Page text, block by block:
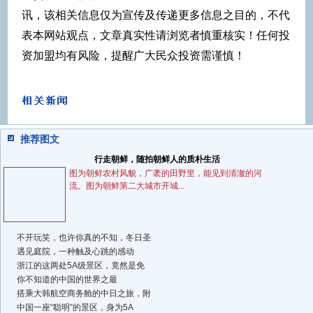
讯，该相关信息仅为宣传及传递更多信息之目的，不代
表本网站观点，文章真实性请浏览者慎重核实！任何投
资加盟均有风险，提醒广大民众投资需谨慎！
推荐图文
行走朝鲜，随拍朝鲜人的质朴生活
图为朝鲜农村风貌，广袤的田野里，能见到清澈的河
流。图为朝鲜第二大城市开城...
不开玩笑，也许你真的不知，冬日圣
遇见庭院，一种触及心跳的感动
浙江的这两处5A级景区，竟然是免
你不知道的中国的世界之最
搭乘大韩航空商务舱的中日之旅，附
中国一座“聪明”的景区，身为5A